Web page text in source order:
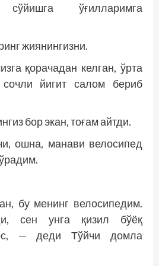
ўғилларимга
жиянингизни.
қорачадан келган, ўрта
йигит салом бериб
бор экан, тоғам айтди.
ошна, манави велосипед
бу менинг велосипедим.
сен унга қизил бўёқ
— деди Тўйчи домла